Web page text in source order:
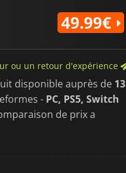
49.99€
ou un retour d'expérience
disponible auprès de 13
- PC, PS5, Switch
de prix a